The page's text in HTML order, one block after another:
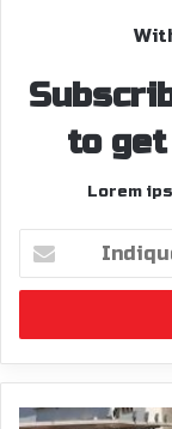
to
Lorem
seu
de
email
Toda